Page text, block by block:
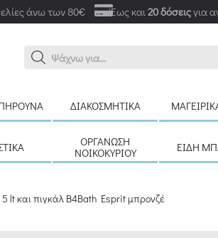
άνω των 80€ Έως και20 δόσειςγια
Αναζή
ΔΙΑΚΟΣΜΗΤΙΚΆ
ΟΡΓΆΝΩΣΗ
ΝΟΙΚΟΚΥΡΙΟΎ
ΕΊΔΗ
lt και πιγκάλ B4Bath Esprit μπρονζέ